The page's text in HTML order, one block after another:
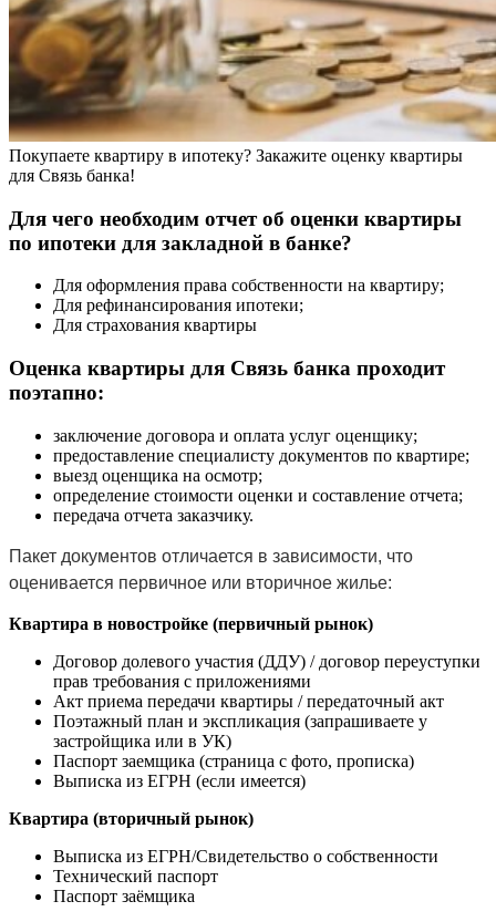
Покупаете квартиру в ипотеку? Закажите оценку квартиры
для Связь банка!
Для чего необходим отчет об оценки квартиры
по ипотеки для закладной в банке?
Для оформления права собственности на квартиру;
Для рефинансирования ипотеки;
Для страхования квартиры
Оценка квартиры для Связь банка проходит
поэтапно:
заключение договора и оплата услуг оценщику;
предоставление специалисту документов по квартире;
выезд оценщика на осмотр;
определение стоимости оценки и составление отчета;
передача отчета заказчику.
Пакет документов отличается в зависимости, что
оценивается первичное или вторичное жилье:
Квартира в новостройке (первичный рынок)
Договор долевого участия (ДДУ) / договор переуступки
прав требования с приложениями
Акт приема передачи квартиры / передаточный акт
Поэтажный план и экспликация (запрашиваете у
застройщика или в УК)
Паспорт заемщика (страница с фото, прописка)
Выписка из ЕГРН (если имеется)
Квартира (вторичный рынок)
Выписка из ЕГРН/Свидетельство о собственности
Технический паспорт
Паспорт заёмщика